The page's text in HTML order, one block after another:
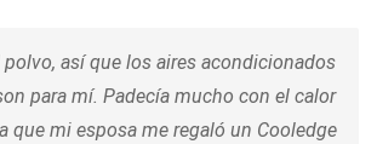
polvo, así que los aires acondicionados
para mí. Padecía mucho con el calor
que mi esposa me regaló un Cooledge